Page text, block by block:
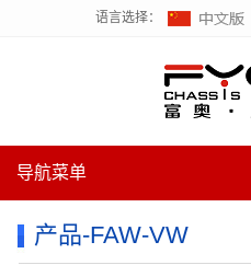
语言选择：
导航菜单
产品-FAW-VW